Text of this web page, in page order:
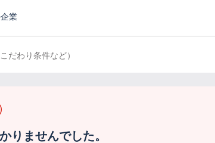
業
だわり条件など）
りませんでした。